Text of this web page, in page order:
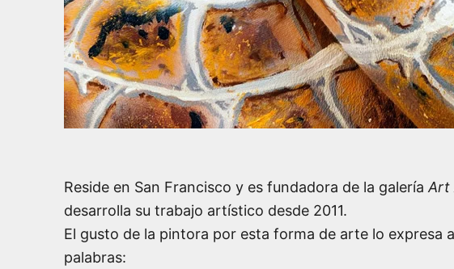
Reside en San Francisco y es fundadora de la galería Art
desarrolla su trabajo artístico desde 2011.
El gusto de la pintora por esta forma de arte lo expresa
palabras: